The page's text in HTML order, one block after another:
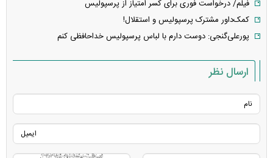
فیلم/ درخواست فوری برای کسر امتیاز از پرسپولیس
کمک‌داور مشترک پرسپولیس و استقلال!
پورعلی‌گنجی: دوست دارم با لباس پرسپولیس خداحافظی کنم
ارسال نظر